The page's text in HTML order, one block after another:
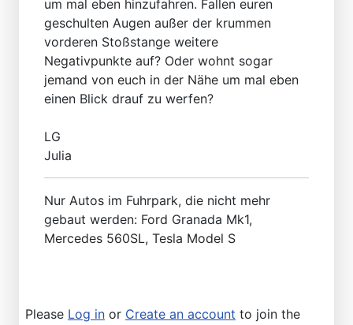
um mal eben hinzufahren. Fallen euren
geschulten Augen außer der krummen
vorderen Stoßstange weitere
Negativpunkte auf? Oder wohnt sogar
jemand von euch in der Nähe um mal eben
einen Blick drauf zu werfen?
LG
Julia
Nur Autos im Fuhrpark, die nicht mehr
gebaut werden: Ford Granada Mk1,
Mercedes 560SL, Tesla Model S
Please Log in or Create an account to join the